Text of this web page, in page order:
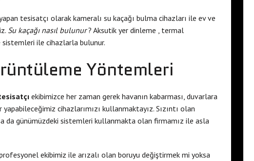
tesisatçı olarak kameralı su kaçağı bulma cihazları ile ev ve
Su kaçağı nasıl bulunur? Aksutik yer dinleme , termal
ile cihazlarla bulunur.
Yöntemleri
ekibimizce her zaman gerek havanın kabarması, duvarlara
cihazlarımızı kullanmaktayız. Sızıntı olan
da günümüzdeki sistemleri kullanmakta olan firmamız ile asla
ekibimiz ile arızalı olan boruyu değiştirmek mi yoksa